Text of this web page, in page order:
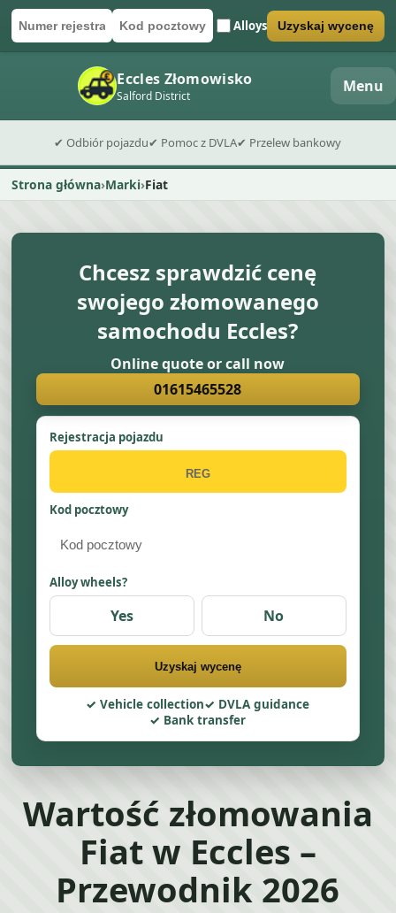
Numer rejestracyjny
Kod pocztowyAlloys
Wyślij formularz wyceny Uzyskaj wycenę
Eccles Złomowisko
Salford District Menu
✔ Odbiór pojazdu✔ Pomoc z DVLA✔ Przelew bankowy
Strona główna Marki Fiat
Chcesz sprawdzić cenę
swojego złomowanego
samochodu Eccles?
Online quote or call now
01615465528
Rejestracja pojazdu
Kod pocztowy
Alloy wheels?
Yes No
Uzyskaj wycenę
Vehicle collection
DVLA guidance
Bank transfer
Wartość złomowania
Fiat w Eccles –
Przewodnik 2026